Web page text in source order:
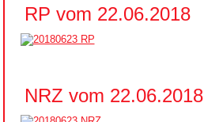
RP vom 22.06.2018
NRZ vom 22.06.2018